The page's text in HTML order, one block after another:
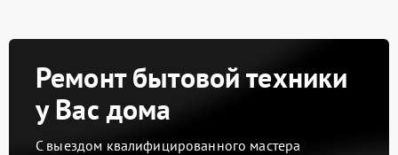
Ремонт бытовой техники
у Вас дома
С выездом квалифицированного мастера